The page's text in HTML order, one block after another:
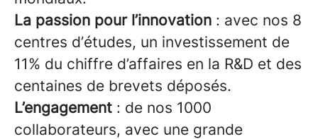
La passion pour l’innovation : avec nos 8
centres d’études, un investissement de
11% du chiffre d’affaires en la R&D et des
centaines de brevets déposés.
L’engagement : de nos 1000
collaborateurs, avec une grande